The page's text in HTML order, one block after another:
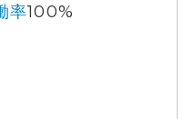
率100%